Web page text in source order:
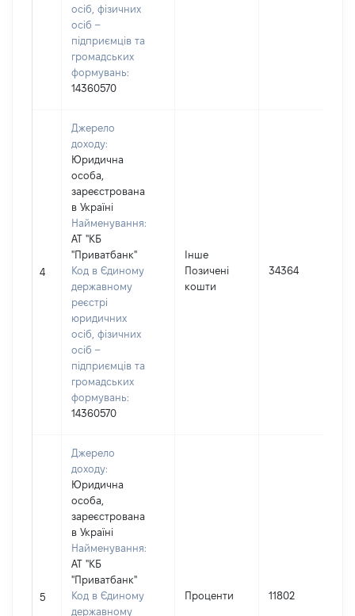
осіб, фізичних
осіб –
підприємців та
громадських
формувань:
14360570
4
Джерело
доходу:
Юридична
особа,
зареєстрована
в Україні
Найменування:
АТ "КБ
"Приватбанк"
Код в Єдиному
державному
реєстрі
юридичних
осіб, фізичних
осіб –
підприємців та
громадських
формувань:
14360570
Інше
Позичені
кошти
34364
5
Джерело
доходу:
Юридична
особа,
зареєстрована
в Україні
Найменування:
АТ "КБ
"Приватбанк"
Код в Єдиному
державному
Проценти 11802